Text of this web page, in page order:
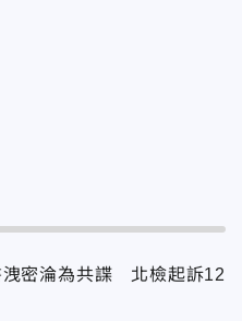
洩密淪為共諜 北檢起訴12